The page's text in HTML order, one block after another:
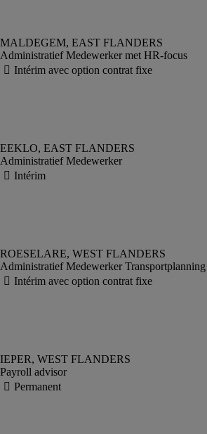
Administratief Medewerker met HR-focus
Administratief Medewerker
Administratief Medewerker Transportplanning
Payroll advisor